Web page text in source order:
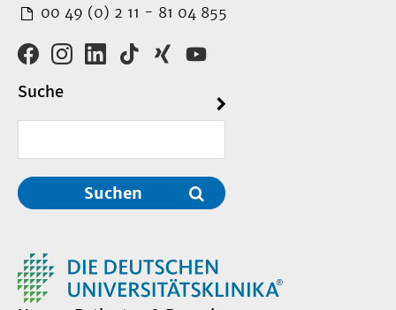
00 49 (0) 2 11 - 81 04 855
Suche
Suchen